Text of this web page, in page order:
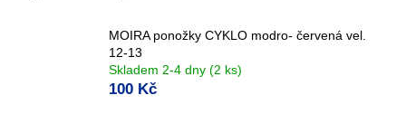
MOIRA ponožky CYKLO modro- červená vel.
12-13
Skladem 2-4 dny (2 ks)
100 Kč